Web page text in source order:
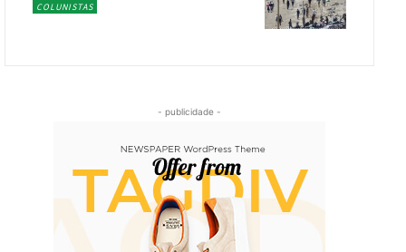
COLUNISTAS
- publicidade -